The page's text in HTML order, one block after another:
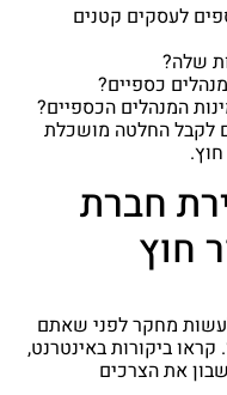
לעסקים קטנים
שלה?
כספיים?
המנהלים הכספיים?
לקבל החלטה מושכלת
חברת
חוץ
מחקר לפני שאתם
ביקורות באינטרנט,
את הצרכים